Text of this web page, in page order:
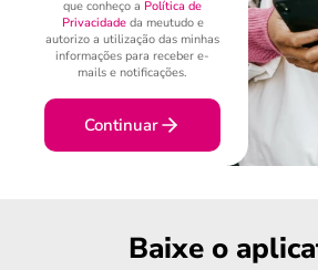
que conheço a Política de
Privacidadeda meutudo e
autorizo a utilização das minhas
informações para receber e-
mails e notificações.
Continuar
Baixe o